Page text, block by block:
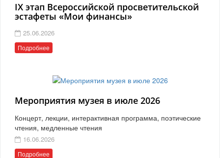
IX этап Всероссийской просветительской
эстафеты «Мои финансы»
25.06.2026
Подробнее
Мероприятия музея в июле 2026
Концерт, лекции, интерактивная программа, поэтические
чтения, медленные чтения
16.06.2026
Подробнее